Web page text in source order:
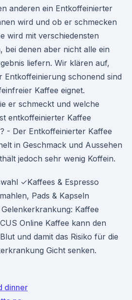
anderen ein Entkoffeinierter
wird und ob er schmecken
wird mit verschiedensten
bei denen aber nicht alle ein
liefern. Wir klären auf,
Entkoffeinierung schonend sind
Kaffee eignet.
er schmeckt und welche
entkoffeinierter Kaffee
- Der Entkoffeinierter Kaffee
in Geschmack und Aussehen
jedoch sehr wenig Koffein.
✓Kaffees & Espresso
Pads & Kapseln
Kaffee
Online Kaffee kann den
und damit das Risiko für die
Gicht senken.
dinner